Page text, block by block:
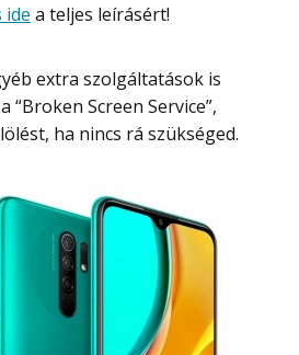
ide a teljes leírásért!
“Broken Screen Service”,
ha nincs rá szükséged.